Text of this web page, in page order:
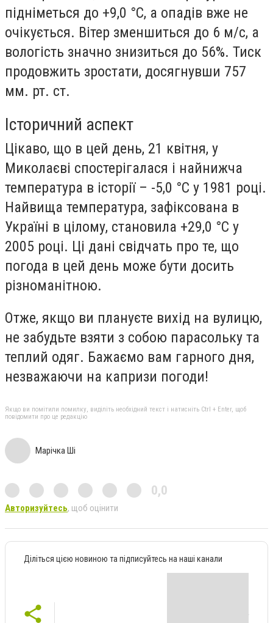
підніметься до +9,0 °С, а опадів вже не
очікується. Вітер зменшиться до 6 м/с, а
вологість значно знизиться до 56%. Тиск
продовжить зростати, досягнувши 757
мм. рт. ст.
Історичний аспект
Цікаво, що в цей день, 21 квітня, у
Миколаєві спостерігалася і найнижча
температура в історії – -5,0 °С у 1981 році.
Найвища температура, зафіксована в
Україні в цілому, становила +29,0 °С у
2005 році. Ці дані свідчать про те, що
погода в цей день може бути досить
різноманітною.
Отже, якщо ви плануєте вихід на вулицю,
не забудьте взяти з собою парасольку та
теплий одяг. Бажаємо вам гарного дня,
незважаючи на капризи погоди!
Якщо ви помітили помилку, виділіть необхідний текст і натисніть Ctrl + Enter, щоб
повідомити про це редакцію
Марічка Ші
0,0
Авторизуйтесь, щоб оцінити
Діліться цією новиною та підписуйтесь на наші канали